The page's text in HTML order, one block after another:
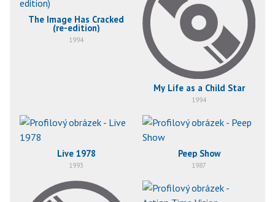
The Image Has Cracked
(re-edition)
1994
My Life as a Child Star
1994
Live 1978
1993
Peep Show
1987